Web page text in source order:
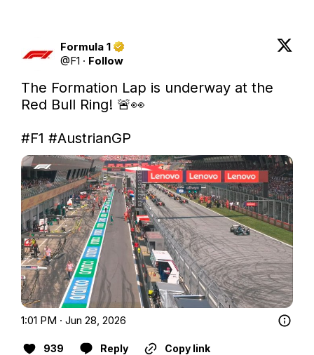
Formula 1
@F1 · Follow
The Formation Lap is underway at the
Red Bull Ring! 🚨👀
#F1 #AustrianGP
1:01 PM · Jun 28, 2026
939 Reply Copy link